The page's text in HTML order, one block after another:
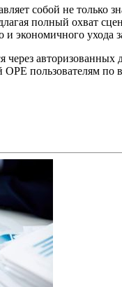
собой не только
полный охват
экономичного ухода
через
пользователям по